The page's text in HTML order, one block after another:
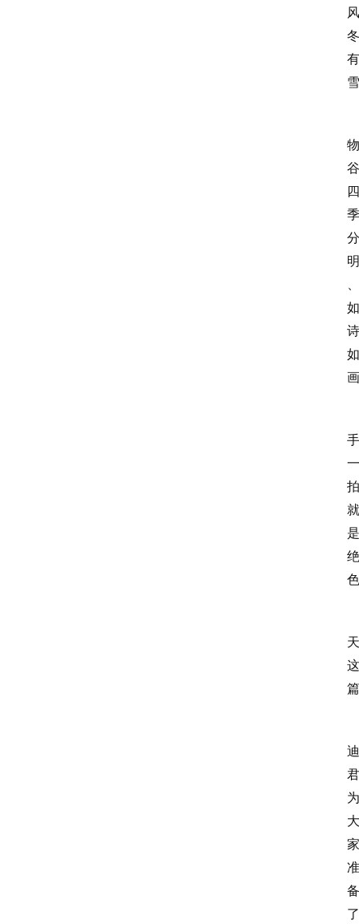
风
冬
有
雪
物
谷
四
季
分
明
如
诗
如
画
手
一
拍
就
是
绝
色
天
这
篇
迪
君
为
大
家
准
备
了